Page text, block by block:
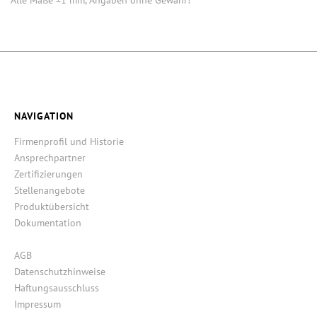
NAVIGATION
Firmenprofil und Historie
Ansprechpartner
Zertifizierungen
Stellenangebote
Produktübersicht
Dokumentation
AGB
Datenschutzhinweise
Haftungsausschluss
Impressum